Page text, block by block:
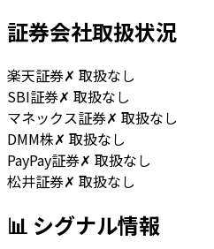
証券会社取扱状況
楽天証券✗ 取扱なし
SBI証券✗ 取扱なし
マネックス証券✗ 取扱なし
DMM株✗ 取扱なし
PayPay証券✗ 取扱なし
松井証券✗ 取扱なし
📊 シグナル情報